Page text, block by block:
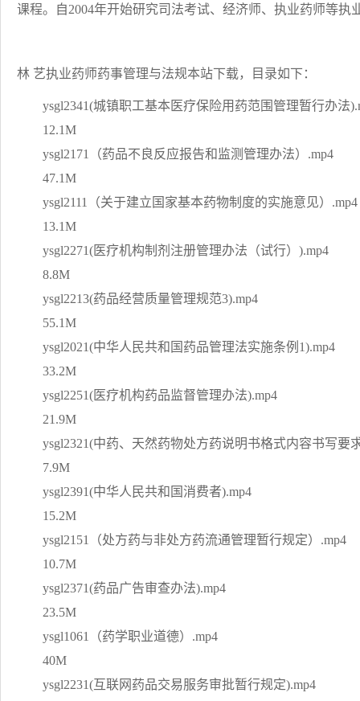
课程。自2004年开始研究司法考试、经济师、执业药师等
林 艺执业药师药事管理与法规本站下载，目录如下：
ysgl2341(城镇职工基本医疗保险用药范围管理暂行办法
12.1M
ysgl2171（药品不良反应报告和监测管理办法）.mp4
47.1M
ysgl2111（关于建立国家基本药物制度的实施意见）.mp4
13.1M
ysgl2271(医疗机构制剂注册管理办法（试行）).mp4
8.8M
ysgl2213(药品经营质量管理规范3).mp4
55.1M
ysgl2021(中华人民共和国药品管理法实施条例1).mp4
33.2M
ysgl2251(医疗机构药品监督管理办法).mp4
21.9M
ysgl2321(中药、天然药物处方药说明书格式内容书写要
7.9M
ysgl2391(中华人民共和国消费者).mp4
15.2M
ysgl2151（处方药与非处方药流通管理暂行规定）.mp4
10.7M
ysgl2371(药品广告审查办法).mp4
23.5M
ysgl1061（药学职业道德）.mp4
40M
ysgl2231(互联网药品交易服务审批暂行规定).mp4